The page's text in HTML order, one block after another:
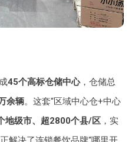
45个高标仓储中心，仓储总
余辆。这套“区域中心仓+中心
地级市、超2800个县/区，实